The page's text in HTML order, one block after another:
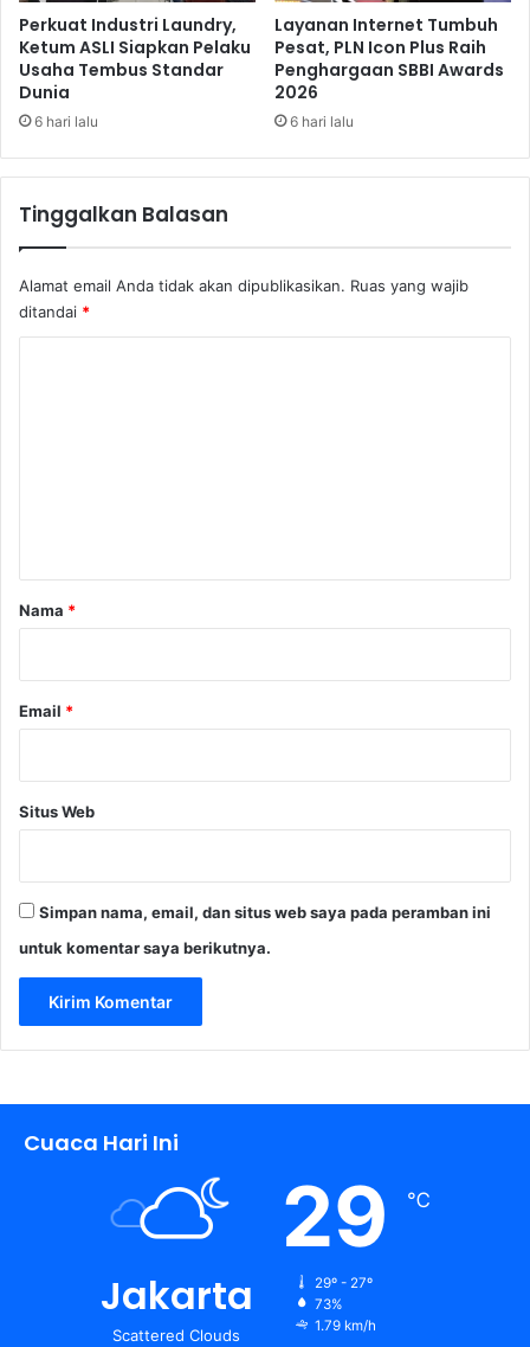
a
h
k
a
n
w
c
s
t
l
K
a
k
i
Perkuat Industri Laundry,
Ketum ASLI Siapkan Pelaku
Usaha Tembus Standar
Dunia
6 hari lalu
Layanan Internet Tumbuh
Pesat, PLN Icon Plus Raih
Penghargaan SBBI Awards
2026
6 hari lalu
Tinggalkan Balasan
Alamat email Anda tidak akan dipublikasikan. Ruas yang wajib
ditandai *
rNama *
Email *
Situs Web
Simpan nama, email, dan situs web saya pada peramban ini
untuk komentar saya berikutnya.
Cuaca Hari Ini
Jakarta
Scattered Clouds
29 ℃
29º - 27º
73%
1.79 km/h